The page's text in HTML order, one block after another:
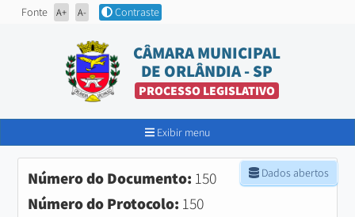
Fonte A+ A- Contraste
CÂMARA MUNICIPAL
DE ORLÂNDIA - SP
PROCESSO LEGISLATIVO
Exibir menu
Dados abertos
Número do Documento: 150
Número do Protocolo: 150